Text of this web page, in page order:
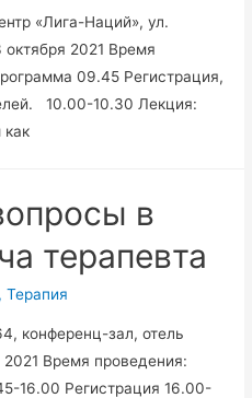
«Лига-Наций», ул.
октября 2021 Время
09.45 Регистрация,
10.00-10.30 Лекция:
как
в
терапевта
,Терапия
конференц-зал, отель
2021 Время проведения:
16.00 Регистрация 16.00-